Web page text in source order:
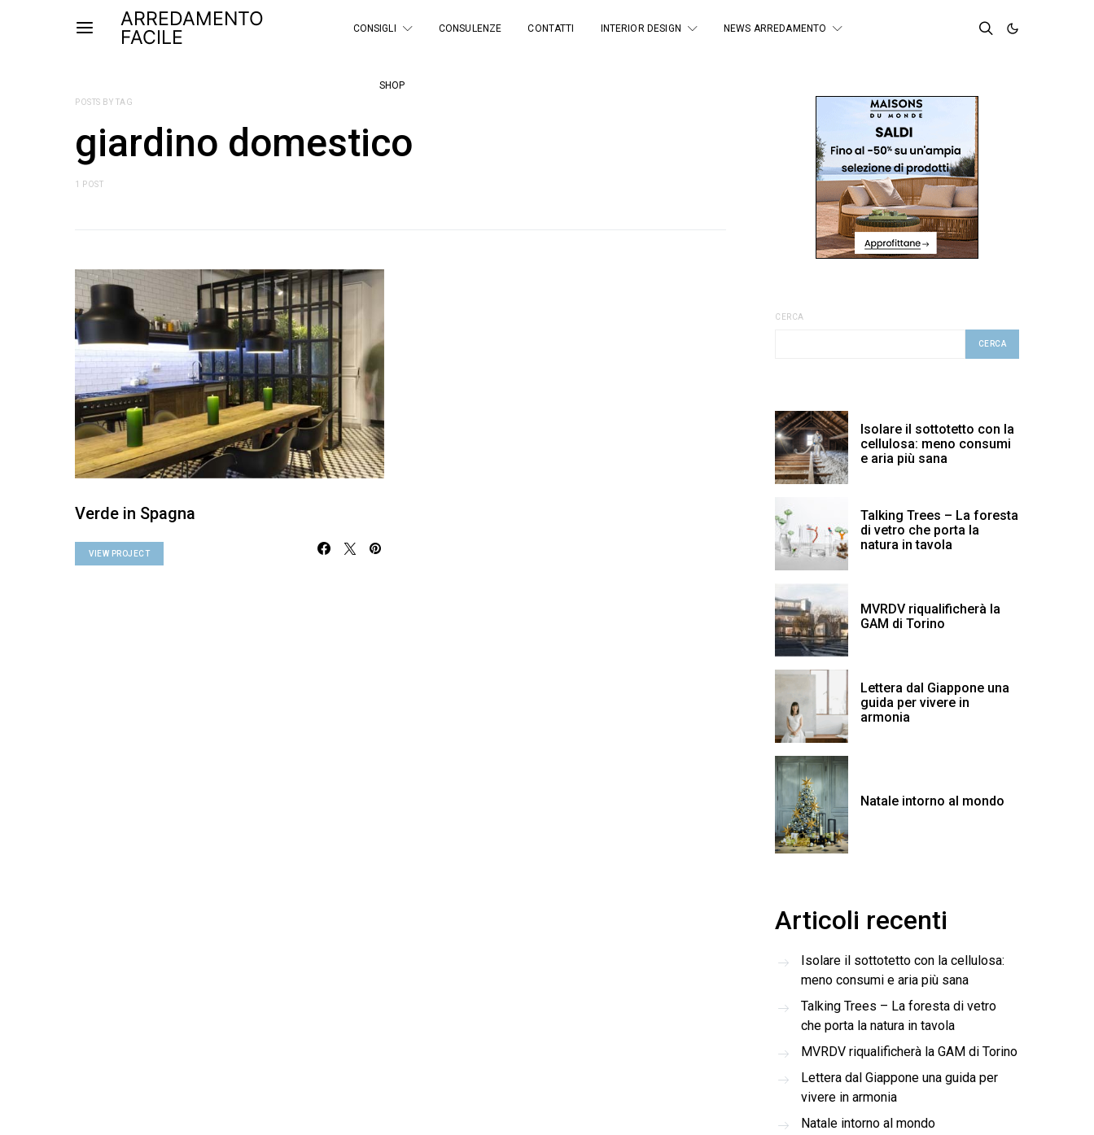
ARREDAMENTO
FACILE
CONSIGLI CONSULENZE CONTATTI INTERIOR DESIGN NEWS ARREDAMENTO
SHOP
POSTS BY TAG
giardino domestico
1 POST
Verde in Spagna
VIEW PROJECT
CERCA
CERCA
Isolare il sottotetto con la
cellulosa: meno consumi
e aria più sana
Talking Trees – La foresta
di vetro che porta la
natura in tavola
MVRDV riqualificherà la
GAM di Torino
Lettera dal Giappone una
guida per vivere in
armonia
Natale intorno al mondo
Articoli recenti
Isolare il sottotetto con la cellulosa:
meno consumi e aria più sana
Talking Trees – La foresta di vetro
che porta la natura in tavola
MVRDV riqualificherà la GAM di Torino
Lettera dal Giappone una guida per
vivere in armonia
Natale intorno al mondo